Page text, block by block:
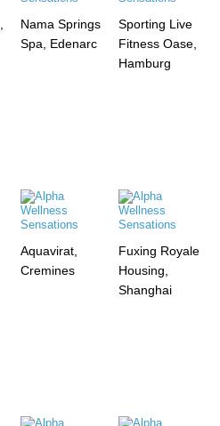
Nama Springs
Spa, Edenarc
Sporting Live
Fitness Oase,
Hamburg
Aquavirat,
Cremines
Fuxing Royale
Housing,
Shanghai